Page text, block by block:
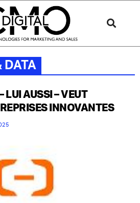
DATA
LUI AUSSI – VEUT
INNOVANTES